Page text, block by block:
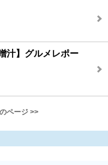
汁】グルメレポー
ページ >>